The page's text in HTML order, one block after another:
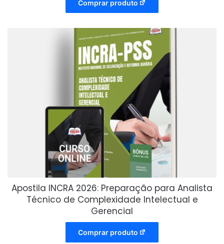
Comprar produto
Apostila INCRA 2026: Preparação para Analista
Técnico de Complexidade Intelectual e
Gerencial
Comprar produto